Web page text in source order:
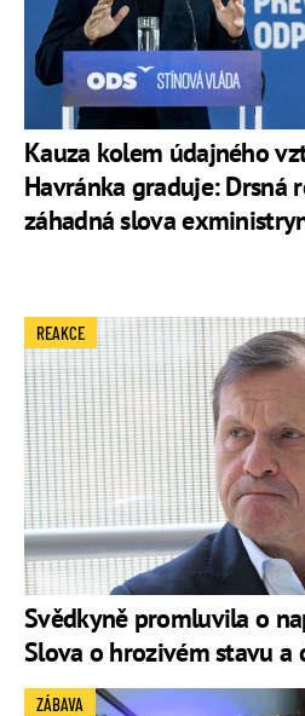
Kauza kolem údajného
Havránka graduje: Drsná
záhadná slova
Svědkyně promluvila o
Slova o hrozivém stavu a
REAKCE
ZÁBAVA